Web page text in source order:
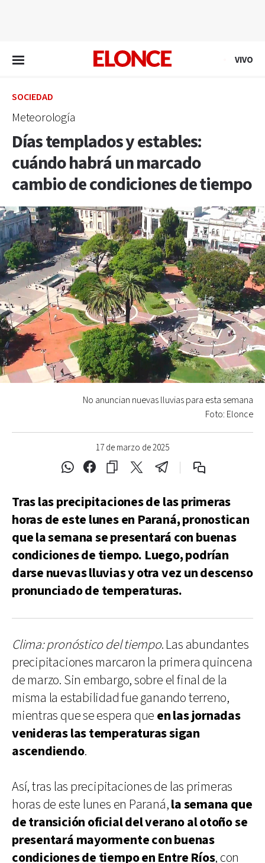
VIVO
SOCIEDAD
Meteorología
Días templados y estables:
cuándo habrá un marcado
cambio de condiciones de tiempo
17 de marzo de 2025
No anuncian nuevas lluvias para esta semana
Foto: Elonce
Tras las precipitaciones de las primeras
horas de este lunes en Paraná, pronostican
que la semana se presentará con buenas
condiciones de tiempo. Luego, podrían
darse nuevas lluvias y otra vez un descenso
pronunciado de temperaturas.
Clima: pronóstico del tiempo. Las abundantes
precipitaciones marcaron la primera quincena
de marzo. Sin embargo, sobre el final de la
misma la estabilidad fue ganando terreno,
mientras que se espera que en las jornadas
venideras las temperaturas sigan
ascendiendo.
Así, tras las precipitaciones de las primeras
horas de este lunes en Paraná,la semana que
de transición oficial del verano al otoño se
presentará mayormente con buenas
condiciones de tiempo en Entre Ríos, con